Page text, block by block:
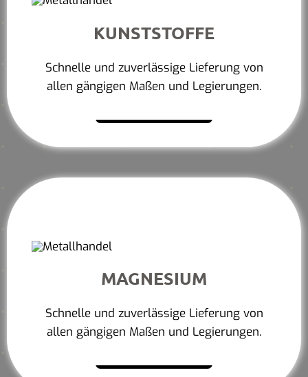
KUNSTSTOFFE
Schnelle und zuverlässige Lieferung von
allen gängigen Maßen und Legierungen.
MAGNESIUM
Schnelle und zuverlässige Lieferung von
allen gängigen Maßen und Legierungen.